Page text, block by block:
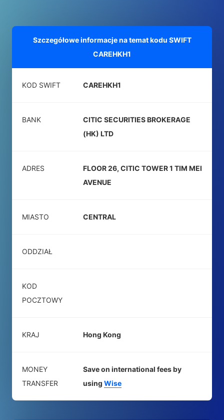
Szczegółowe informacje na temat kodu SWIFT
CAREHKH1
KOD SWIFT CAREHKH1
BANK
CITIC SECURITIES BROKERAGE
(HK) LTD
ADRES
FLOOR 26, CITIC TOWER 1 TIM MEI
AVENUE
MIASTO CENTRAL
ODDZIAŁ
KOD
POCZTOWY
KRAJ Hong Kong
MONEY
TRANSFER
Save on international fees by
using Wise